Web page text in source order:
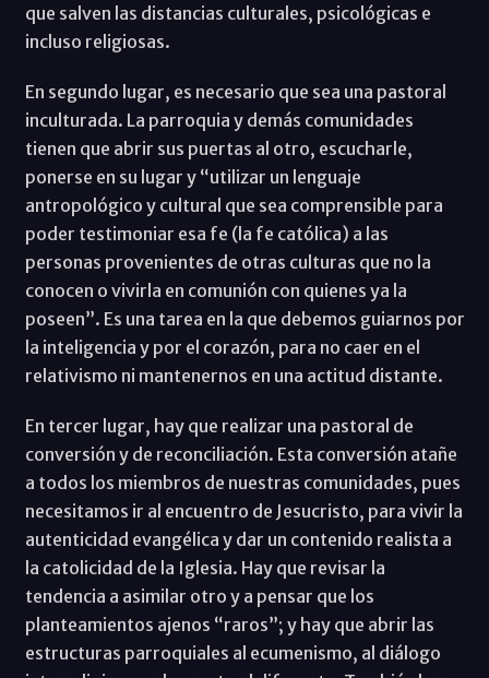
que salven las distancias culturales, psicológicas e
incluso religiosas.
En segundo lugar, es necesario que sea una pastoral
inculturada. La parroquia y demás comunidades
tienen que abrir sus puertas al otro, escucharle,
ponerse en su lugar y “utilizar un lenguaje
antropológico y cultural que sea comprensible para
poder testimoniar esa fe (la fe católica) a las
personas provenientes de otras culturas que no la
conocen o vivirla en comunión con quienes ya la
poseen”. Es una tarea en la que debemos guiarnos por
la inteligencia y por el corazón, para no caer en el
relativismo ni mantenernos en una actitud distante.
En tercer lugar, hay que realizar una pastoral de
conversión y de reconciliación. Esta conversión atañe
a todos los miembros de nuestras comunidades, pues
necesitamos ir al encuentro de Jesucristo, para vivir la
autenticidad evangélica y dar un contenido realista a
la catolicidad de la Iglesia. Hay que revisar la
tendencia a asimilar otro y a pensar que los
planteamientos ajenos “raros”; y hay que abrir las
estructuras parroquiales al ecumenismo, al diálogo